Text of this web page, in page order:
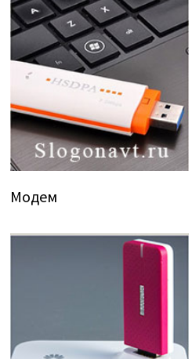
Модем